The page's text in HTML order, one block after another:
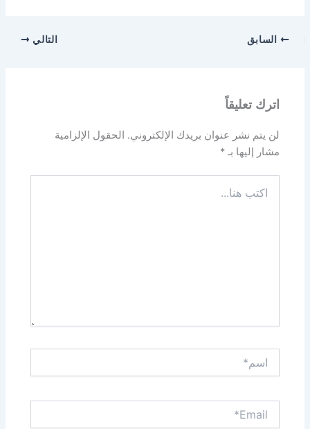
السابق التالي
اترك تعليقاً
لن يتم نشر عنوان بريدك الإلكتروني. الحقول الإلزامية
مشار إليها بـ*
هنا...